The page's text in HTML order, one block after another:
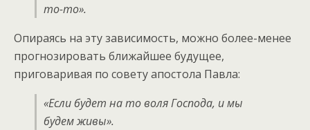
то-то».
Опираясь на эту зависимость, можно более-менее
прогнозировать ближайшее будущее,
приговаривая по совету апостола Павла:
«Если будет на то воля Господа, и мы
будем живы».